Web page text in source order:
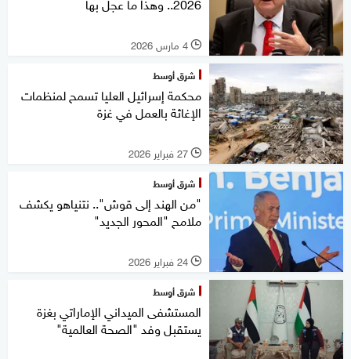
l 4 مارس 2026
شرق أوسط
محكمة إسرائيل العليا تسمح لمنظمات
الإغاثة بالعمل في غزة
l 27 فبراير 2026
شرق أوسط
"من الهند إلى قوش".. نتنياهو يكشف
ملامح "المحور الجديد"
l 24 فبراير 2026
شرق أوسط
المستشفى الميداني الإماراتي بغزة
يستقبل وفد "الصحة العالمية"